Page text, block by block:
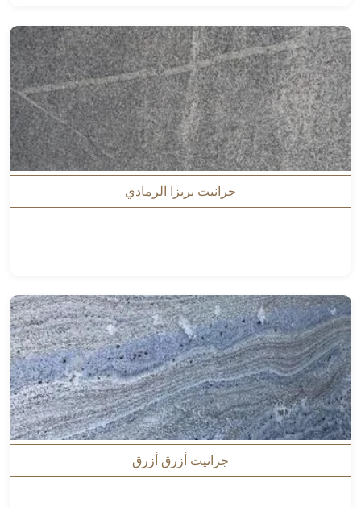
جرانيت بريزا الرمادي
جرانيت أزرق أزرق